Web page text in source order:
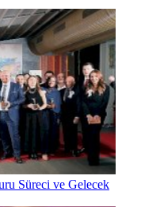
Süreci ve Gelecek